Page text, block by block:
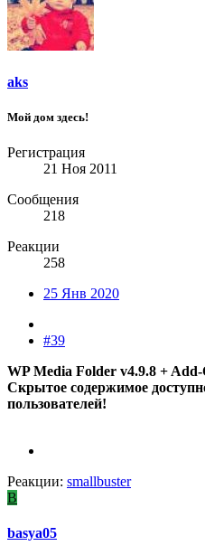
aks
Мой дом здесь!
Регистрация
21 Ноя 2011
Сообщения
218
Реакции
258
25 Янв 2020
#39
WP Media Folder v4.9.8 + Add-
Скрытое содержимое
пользователей!
Реакции: smallbuster
B
basya05